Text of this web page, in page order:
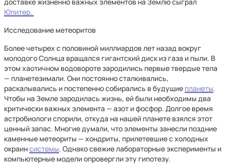
Юпитер.
Исследование метеоритов
Более четырех с половиной миллиардов лет назад вокруг
молодого Солнца вращался гигантский диск из газа и пыли. В
этом хаотичном водовороте зародились первые твердые тела
— планетезимали. Они постоянно сталкивались,
раскалывались и постепенно собирались в будущие планеты.
Чтобы на Земле зародилась жизнь, ей были необходимы два
критически важных элемента — азот и фосфор. Долгое время
астробиологи спорили, откуда на нашей планете взялся этот
ценный запас. Многие думали, что элементы занесли поздние
каменные метеориты — хондриты, прилетевшие с холодных
окраинсистемы. Однако свежие лабораторные эксперименты и
компьютерные модели опровергли эту гипотезу.